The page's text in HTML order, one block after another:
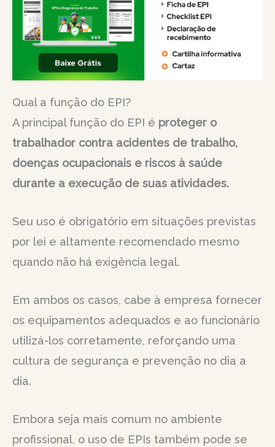
Qual a função do EPI?
A principal função do EPI é proteger o
trabalhador contra acidentes de trabalho,
doenças ocupacionais e riscos à saúde
durante a execução de suas atividades.
Seu uso é obrigatório em situações previstas
por lei e altamente recomendado mesmo
quando não há exigência legal.
Em ambos os casos, cabe à empresa fornecer
os equipamentos adequados e ao funcionário
utilizá-los corretamente, reforçando uma
cultura de segurança e prevenção no dia a
dia.
Embora seja mais comum no ambiente
profissional, o uso de EPIs também pode se